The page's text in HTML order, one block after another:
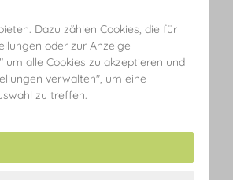
Dazu zählen Cookies, die für
oder zur Anzeige
alle Cookies zu akzeptieren und
verwalten", um eine
zu treffen.